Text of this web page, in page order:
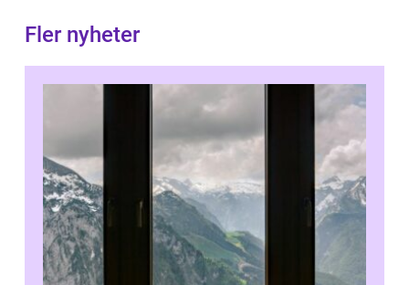
Fler nyheter